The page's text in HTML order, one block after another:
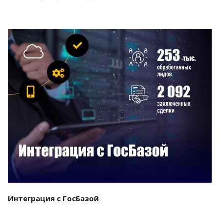
Смотреть проект
Интеграция с ГосБазой